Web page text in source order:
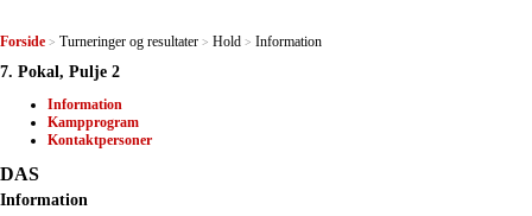
Forside > Turneringer og resultater > Hold > Information
7. Pokal, Pulje 2
Information
Kampprogram
Kontaktpersoner
DAS
Information